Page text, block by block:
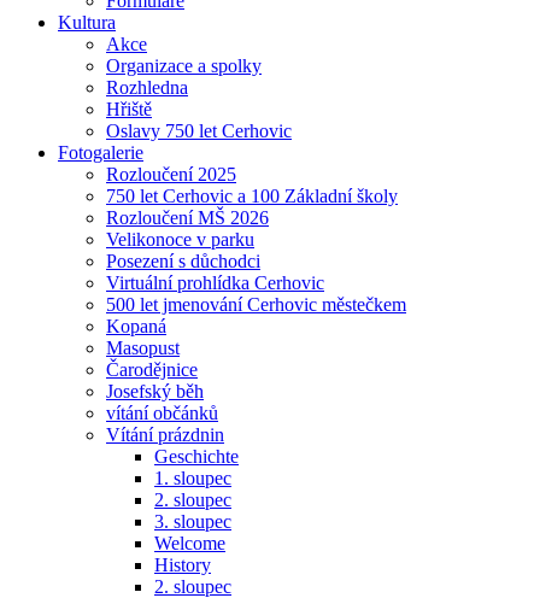
Kultura
Akce
Organizace a spolky
Rozhledna
Hřiště
Oslavy 750 let Cerhovic
Fotogalerie
Rozloučení 2025
750 let Cerhovic a 100 Základní školy
Rozloučení MŠ 2026
Velikonoce v parku
Posezení s důchodci
Virtuální prohlídka Cerhovic
500 let jmenování Cerhovic městečkem
Kopaná
Masopust
Čarodějnice
Josefský běh
vítání občánků
Vítání prázdnin
Geschichte
1. sloupec
2. sloupec
3. sloupec
Welcome
History
2. sloupec